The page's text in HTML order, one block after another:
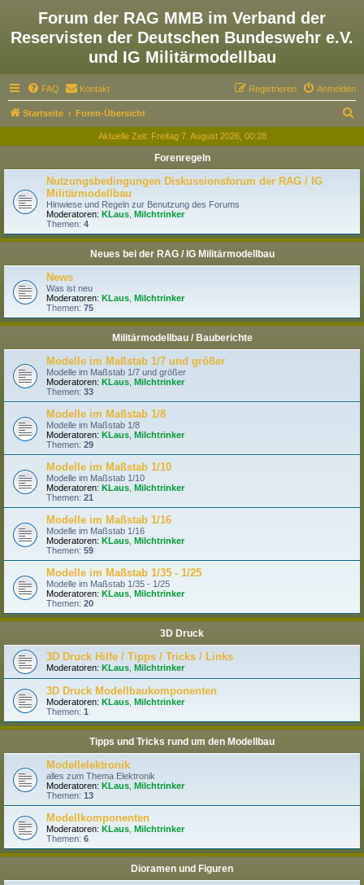
Forum der RAG MMB im Verband der
Reservisten der Deutschen Bundeswehr e.V.
und IG Militärmodellbau
FAQ Kontakt Anmelden
Registrieren
Startseite Foren-Übersicht
h
Aktuelle Zeit: Freitag 7. August 2026, 00:28
Forenregeln
Nutzungsbedingungen Diskussionsforum der RAG / IG
Militärmodellbau
Hinwiese und Regeln zur Benutzung des Forums
Moderatoren: KLaus Milchtrinker
Themen: 4
Neues bei der RAG / IG Militärmodellbau
News
Was ist neu
Moderatoren: KLaus Milchtrinker
Themen: 75
Militärmodellbau / Bauberichte
Modelle im Maßstab 1/7 und größer
Modelle im Maßstab 1/7 und größer
Moderatoren: KLaus Milchtrinker
Themen: 33
Modelle im Maßstab 1/8
Modelle im Maßstab 1/8
Moderatoren: KLaus Milchtrinker
Themen: 29
Modelle im Maßstab 1/10
Modelle im Maßstab 1/10
Moderatoren: KLaus Milchtrinker
Themen: 21
Modelle im Maßstab 1/16
Modelle im Maßstab 1/16
Moderatoren: KLaus Milchtrinker
Themen: 59
Modelle im Maßstab 1/35 - 1/25
Modelle im Maßstab 1/35 - 1/25
Moderatoren: KLaus Milchtrinker
Themen: 20
3D Druck
3D Druck Hilfe / Tipps / Tricks / Links
Moderatoren: KLaus Milchtrinker
3D Druck Modellbaukomponenten
Moderatoren: KLaus Milchtrinker
Themen: 1
Tipps und Tricks rund um den Modellbau
Modellelektronik
alles zum Thema Elektronik
Moderatoren: KLaus Milchtrinker
Themen: 13
Modellkomponenten
Moderatoren: KLaus Milchtrinker
Themen: 6
Dioramen und Figuren